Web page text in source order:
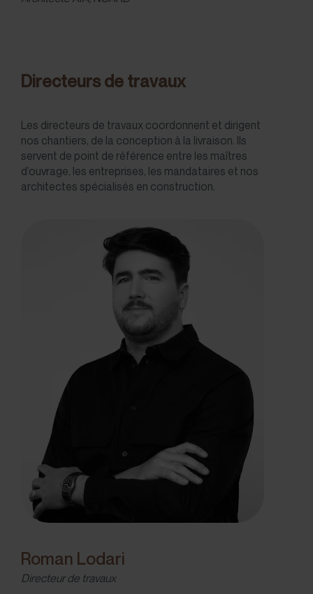
Directeurs de travaux
Les directeurs de travaux coordonnent et dirigent
nos chantiers, de la conception à la livraison. Ils
servent de point de référence entre les maîtres
d’ouvrage, les entreprises, les mandataires et nos
architectes spécialisés en construction.
Roman Lodari
Directeur de travaux